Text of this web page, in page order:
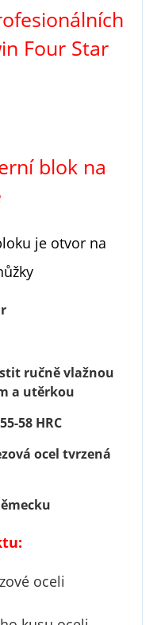
Four Star
blok na
je otvor na
ručně vlažnou
a utěrkou
58 HRC
ocel tvrzená
oceli